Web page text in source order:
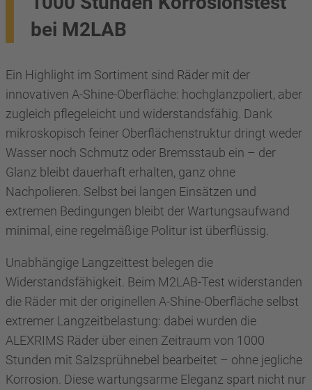
bei M2LAB
Ein Highlight im Sortiment sind Räder mit der
innovativen A-Shine-Oberfläche: hochglanzpoliert, aber
zugleich pflegeleicht und widerstandsfähig. Dank
mikroskopisch feiner Oberflächenstruktur dringt weder
Wasser noch Schmutz oder Bremsstaub ein – der
Glanz bleibt dauerhaft erhalten, ganz ohne
Nachpolieren. Selbst bei langen Einsätzen und
extremen Bedingungen bleibt der Wartungsaufwand
minimal, eine regelmäßige Politur ist überflüssig.
Unabhängige Langzeittest belegen die
Widerstandsfähigkeit. Beim M2LAB-Test widerstanden
die Räder mit der originellen A-Shine-Oberfläche selbst
extremer Langzeitbelastung: dabei wurden die
ALEXRIMS Räder über einen Zeitraum von 1000
Stunden mit Salzsprühnebel bearbeitet – ohne jegliche
Korrosion. Diese wartungsarme Eleganz spart nicht nur